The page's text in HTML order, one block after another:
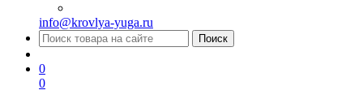
info@krovlya-yuga.ru
Поиск
0
0